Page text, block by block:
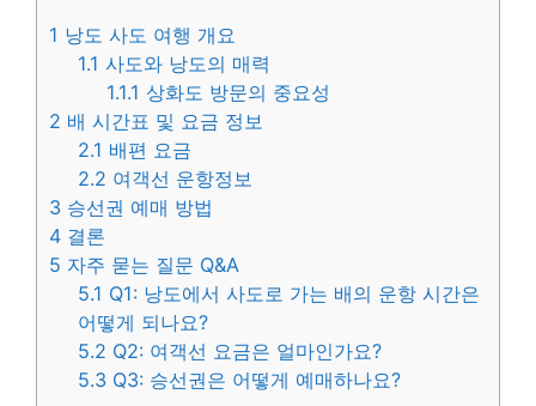
1 낭도 사도 여행 개요
1.1 사도와 낭도의 매력
1.1.1 상화도 방문의 중요성
2 배 시간표 및 요금 정보
2.1 배편 요금
2.2 여객선 운항정보
3 승선권 예매 방법
4 결론
5 자주 묻는 질문 Q&A
5.1 Q1: 낭도에서 사도로 가는 배의 운항 시간은
어떻게 되나요?
5.2 Q2: 여객선 요금은 얼마인가요?
5.3 Q3: 승선권은 어떻게 예매하나요?